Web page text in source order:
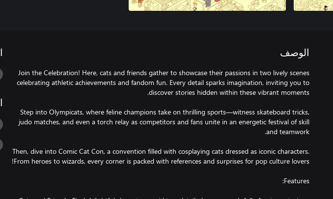
الوصف
Join the Celebration! Here, cats and friends gather to showcase their passions in two lively scenes
celebrating athletic achievements and fandom fun. Every detail sparks imagination, inviting you to
Step into Olympicats, where feline champions take on thrilling sports—witness skateboard tricks,
judo matches, and even a torch relay as competitors and fans unite in an energetic festival of skill
Then, dive into Comic Cat Con, a convention filled with cosplaying cats dressed as iconic characters.